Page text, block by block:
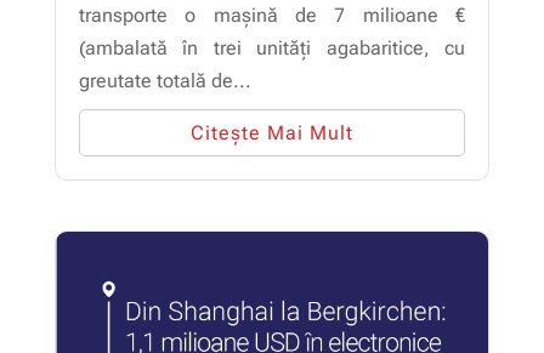
transporte o mașină de 7 milioane €
(ambalată în trei unități agabaritice, cu
greutate totală de...
Citește Mai Mult